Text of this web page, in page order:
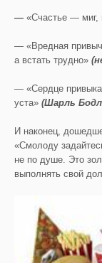
— «Счастье — миг,
— «Вредная
а встать трудно»
— «Сердце
уста» (Шарль
И наконец,
«Смолоду
не по душе. Это
выполнять свой